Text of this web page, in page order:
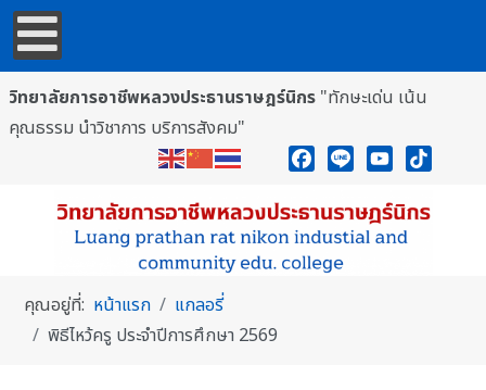
วิทยาลัยการอาชีพหลวงประธานราษฎร์นิกร "ทักษะเด่น เน้น
คุณธรรม นำวิชาการ บริการสังคม"
คุณอยู่ที่: หน้าแรก
แกลอรี่
พิธีไหว้ครู ประจำปีการศึกษา 2569